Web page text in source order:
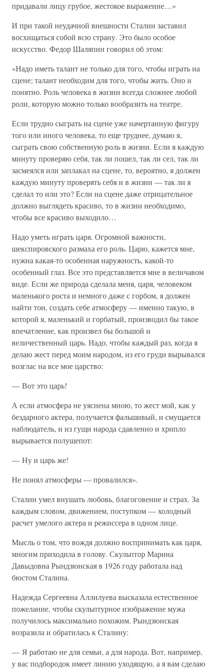
придавали лицу грубое, жестокое выражение…»
И при такой неудачной внешности Сталин заставил
восхищаться собой всю страну. Это было особое
искусство. Федор Шаляпин говорил об этом:
«Надо иметь талант не только для того, чтобы играть на
сцене; талант необходим для того, чтобы жить. Оно и
понятно. Роль человека в жизни всегда сложнее любой
роли, которую можно только вообразить на театре.
Если трудно сыграть на сцене уже начертанную фигуру
того или иного человека, то еще труднее, думаю я,
сыграть свою собственную роль в жизни. Если я каждую
минуту проверяю себя, так ли пошел, так ли сел, так ли
засмеялся или заплакал на сцене, то, вероятно, я должен
каждую минуту проверять себя и в жизни — так ли я
сделал то или это? Если на сцене даже отрицательное
должно выглядеть красиво, то в жизни необходимо,
чтобы все красиво выходило…
Надо уметь играть царя. Огромной важности,
шекспировского размаха его роль. Царю, кажется мне,
нужна какая-то особенная наружность, какой-то
особенный глаз. Все это представляется мне в величавом
виде. Если же природа сделала меня, царя, человеком
маленького роста и немного даже с горбом, я должен
найти тон, создать себе атмосферу — именно такую, в
которой я, маленький и горбатый, производил бы такое
впечатление, как произвел бы большой и
величественный царь. Надо, чтобы каждый раз, когда я
делаю жест перед моим народом, из его груди вырывался
возглас на все мое царство:
— Вот это царь!
А если атмосфера не уяснена мною, то жест мой, как у
бездарного актера, получается фальшивый, и смущается
наблюдатель, и из гущи народа сдавленно и хрипло
вырывается полушепот:
— Ну и царь же!
Не понял атмосферы — провалился».
Сталин умел внушать любовь, благоговение и страх. За
каждым словом, движением, поступком — холодный
расчет умелого актера и режиссера в одном лице.
Мысль о том, что вождя должно воспринимать как царя,
многим приходила в голову. Скульптор Марина
Давыдовна Рындзюнская в 1926 году работала над
бюстом Сталина.
Надежда Сергеевна Аллилуева высказала естественное
пожелание, чтобы скульптурное изображение мужа
получилось максимально похожим. Рындзюнская
возразила и обратилась к Сталину:
— Я работаю не для семьи, а для народа. Вот, например,
у вас подбородок имеет линию уходящую, а я вам сделаю